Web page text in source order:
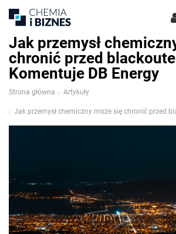
Jak przemysł
chronić przed
Komentuje DB Energy
Strona główna Artykuły